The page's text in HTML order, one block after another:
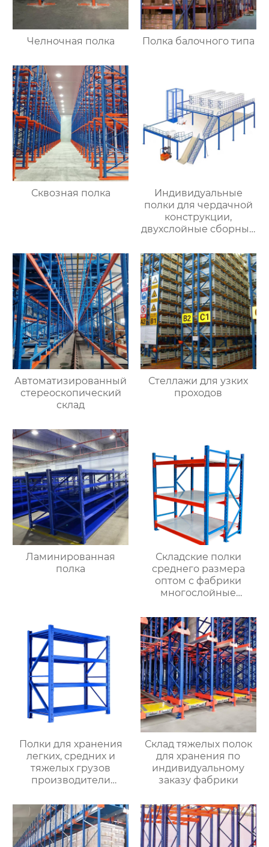
Челночная полка Полка балочного типа
Сквозная полка
Индивидуальные
полки для чердачной
конструкции,
двухслойные сборные
хранения стальной
конструкции, съемные
полки для чердачной
платформы
Автоматизированный
стереоскопический
склад
Стеллажи для узких
проходов
Ламинированная
полка
Складские полки
среднего размера
оптом с фабрики
многослойные
стеллажи складские
полки оптом с
магазинов одежды
Полки для хранения
легких, средних и
тяжелых грузов
производители
материалов полки для
хранения материалов
среднего размера
съемные стеллажи
Склад тяжелых полок
для хранения по
индивидуальному
заказу фабрики